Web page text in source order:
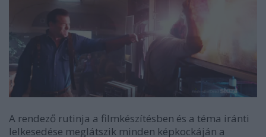
A rendező rutinja a filmkészítésben és a téma iránti
lelkesedése meglátszik minden képkockáján a